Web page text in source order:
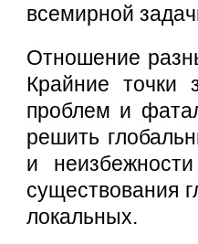
всемирной
Отношение
Крайние точки
проблем и
решить
и
существования
локальных.